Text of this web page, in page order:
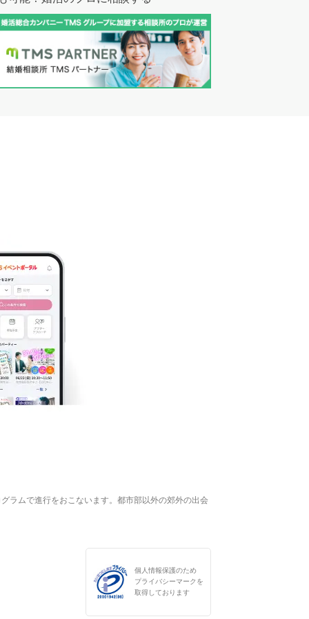
ラムで進行をおこないます。都市部以外の郊外の出会
個人情報保護のため
プライバシーマークを
取得しております